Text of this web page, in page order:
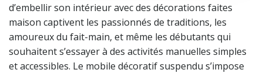
d’embellir son intérieur avec des décorations faites
maison captivent les passionnés de traditions, les
amoureux du fait-main, et même les débutants qui
souhaitent s’essayer à des activités manuelles simples
et accessibles. Le mobile décoratif suspendu s’impose